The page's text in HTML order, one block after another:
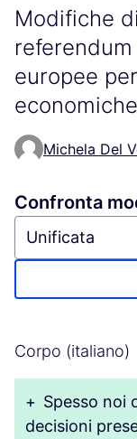
Modifiche
europee
Michela Del
Confronta
Corpo (italiano)
+ Spesso noi
decisioni